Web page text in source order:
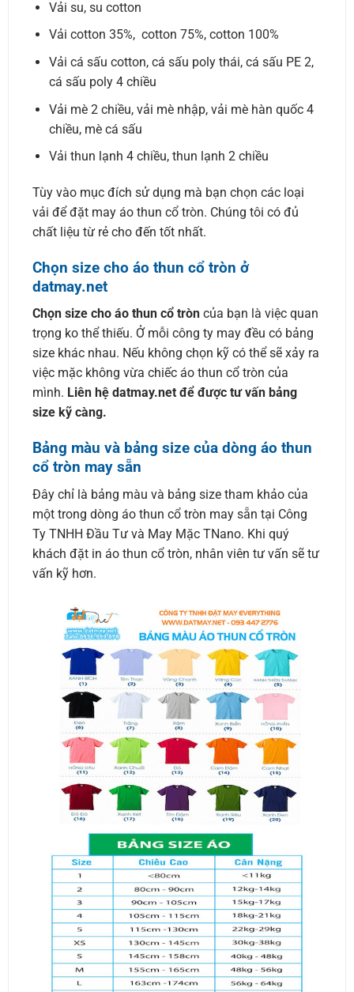
Vải su, su cotton
Vải cotton 35%, cotton 75%, cotton 100%
Vải cá sấu cotton, cá sấu poly thái, cá sấu PE 2,
cá sấu poly 4 chiều
Vải mè 2 chiều, vải mè nhập, vải mè hàn quốc 4
chiều, mè cá sấu
Vải thun lạnh 4 chiều, thun lạnh 2 chiều
Tùy vào mục đích sử dụng mà bạn chọn các loại
vải để đặt may áo thun cổ tròn. Chúng tôi có đủ
chất liệu từ rẻ cho đến tốt nhất.
Chọn size cho áo thun cổ tròn ở
datmay.net
Chọn size cho áo thun cổ tròn của bạn là việc quan
trọng ko thể thiếu. Ở mỗi công ty may đều có bảng
size khác nhau. Nếu không chọn kỹ có thể sẽ xảy ra
việc mặc không vừa chiếc áo thun cổ tròn của
mình. Liên hệ datmay.net để được tư vấn bảng
size kỹ càng.
Bảng màu và bảng size của dòng áo thun
cổ tròn may sẵn
Đây chỉ là bảng màu và bảng size tham khảo của
một trong dòng áo thun cổ tròn may sẵn tại Công
Ty TNHH Đầu Tư và May Mặc TNano. Khi quý
khách đặt in áo thun cổ tròn, nhân viên tư vấn sẽ tư
vấn kỹ hơn.